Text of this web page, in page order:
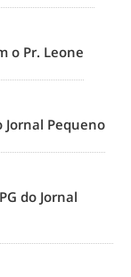
o Pr. Leone
Jornal Pequeno
do Jornal